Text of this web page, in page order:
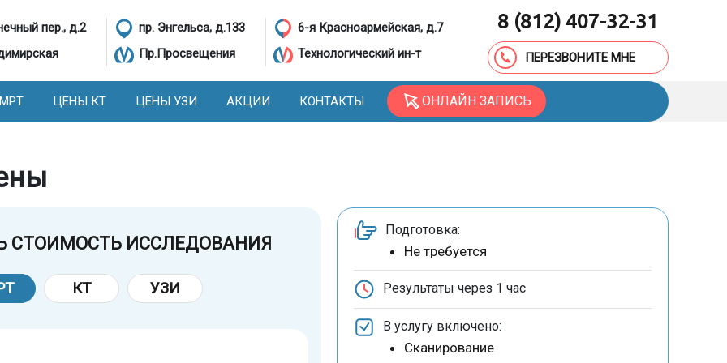
пер., д.2
пр. Энгельса, д.133
Пр.Просвещения
6-я Красноармейская, д.7
Технологический ин-т
8 (812) 407-32-31
ПЕРЕЗВОНИТЕ МНЕ
ЦЕНЫ КТ ЦЕНЫ УЗИ АКЦИИ КОНТАКТЫ ОНЛАЙН ЗАПИСЬ
СТОИМОСТЬ ИССЛЕДОВАНИЯ
КТ УЗИ
Подготовка:
Не требуется
Результаты через 1 час
В услугу включено:
Сканирование